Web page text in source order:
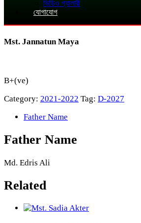
ভিডিও গ্যালারী
যোগাযোগ
Mst. Jannatun Maya
B+(ve)
Category: 2021-2022 Tag: D-2027
Father Name
Father Name
Md. Edris Ali
Related